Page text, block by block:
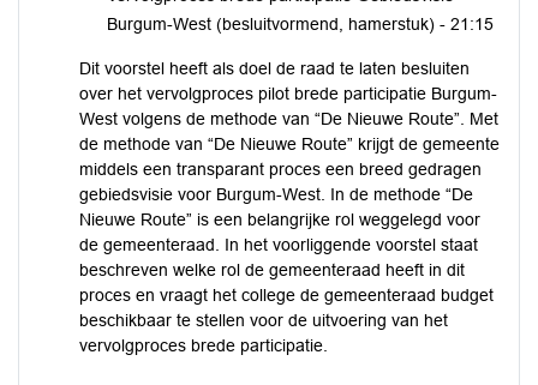
Burgum-West (besluitvormend, hamerstuk) -21:15
Dit voorstel heeft als doel de raad te laten besluiten
over het vervolgproces pilot brede participatie Burgum-
West volgens de methode van “De Nieuwe Route”. Met
de methode van “De Nieuwe Route” krijgt de gemeente
middels een transparant proces een breed gedragen
gebiedsvisie voor Burgum-West. In de methode “De
Nieuwe Route” is een belangrijke rol weggelegd voor
de gemeenteraad. In het voorliggende voorstel staat
beschreven welke rol de gemeenteraad heeft in dit
proces en vraagt het college de gemeenteraad budget
beschikbaar te stellen voor de uitvoering van het
vervolgproces brede participatie.